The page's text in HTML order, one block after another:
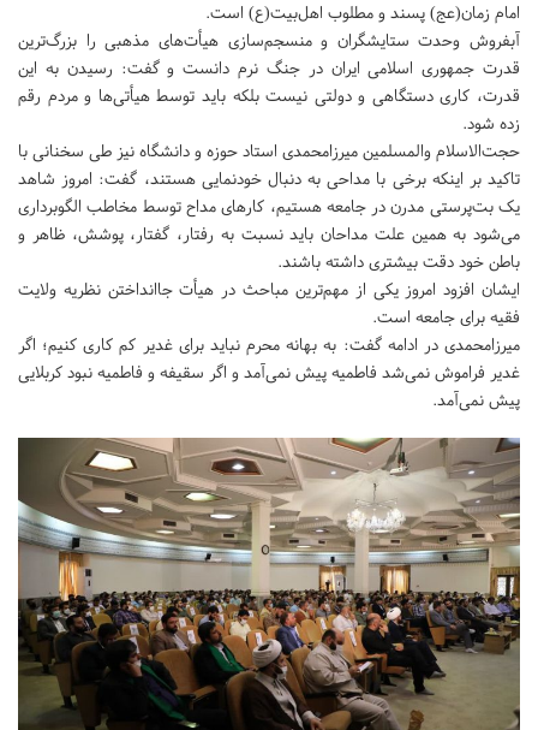
امام زمان(عج) پسند و مطلوب اهل‌بیت(ع) است.
آبفروش وحدت ستایشگران و منسجم‌سازی هیأت‌های مذهبی را بزرگ‌ترین
قدرت جمهوری اسلامی ایران در جنگ نرم دانست و گفت: رسیدن به این
قدرت، کاری دستگاهی و دولتی نیست بلکه باید توسط هیأتی‌ها و مردم رقم
زده شود.
حجت‌الاسلام والمسلمین میرزامحمدی استاد حوزه و دانشگاه نیز طی سخنانی با
تاکید بر اینکه برخی با مداحی به دنبال خودنمایی هستند، گفت: امروز شاهد
یک بت‌پرستی مدرن در جامعه هستیم، کارهای مداح توسط مخاطب الگوبرداری
می‌شود به همین علت مداحان باید نسبت به رفتار، گفتار، پوشش، ظاهر و
باطن خود دقت بیشتری داشته باشند.
ایشان افزود امروز یکی از مهم‌ترین مباحث در هیأت جاانداختن نظریه ولایت
فقیه برای جامعه است.
میرزامحمدی در ادامه گفت: به بهانه محرم نباید برای غدیر کم کاری کنیم؛ اگر
غدیر فراموش نمی‌شد فاطمیه پیش نمی‌آمد و اگر سقیفه و فاطمیه نبود کربلایی
پیش نمی‌آمد.